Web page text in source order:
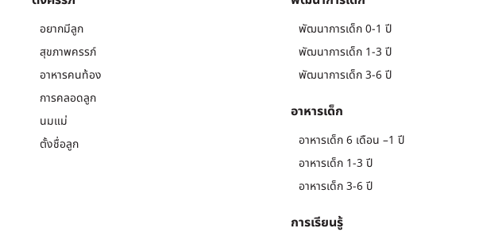
อยากมีลูก
สุขภาพครรภ์
อาหารคนท้อง
การคลอดลูก
นมแม่
ตั้งชื่อลูก
พัฒนาการเด็ก 0-1 ปี
พัฒนาการเด็ก 1-3 ปี
พัฒนาการเด็ก 3-6 ปี
อาหารเด็ก
อาหารเด็ก 6 เดือน –1 ปี
อาหารเด็ก 1-3 ปี
อาหารเด็ก 3-6 ปี
การเรียนรู้